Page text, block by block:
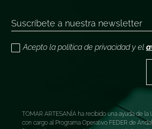
Acepto la política de privacidad y el
TOMAR ARTESANÍA ha recibido una ayuda de la
con cargo al Programa Operativo FEDER de